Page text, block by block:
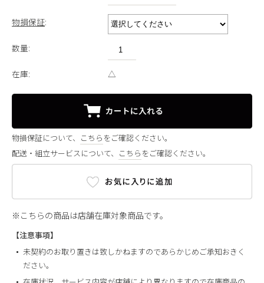
物損保証:
数量:
在庫: △
物損保証について、 こちら をご確認ください。
配送・組立サービスについて、 こちら をご確認ください。
※こちらの商品は店舗在庫対象商品です。
【注意事項】
未契約のお取り置きは致しかねますのであらかじめご承知おきく
ださい。